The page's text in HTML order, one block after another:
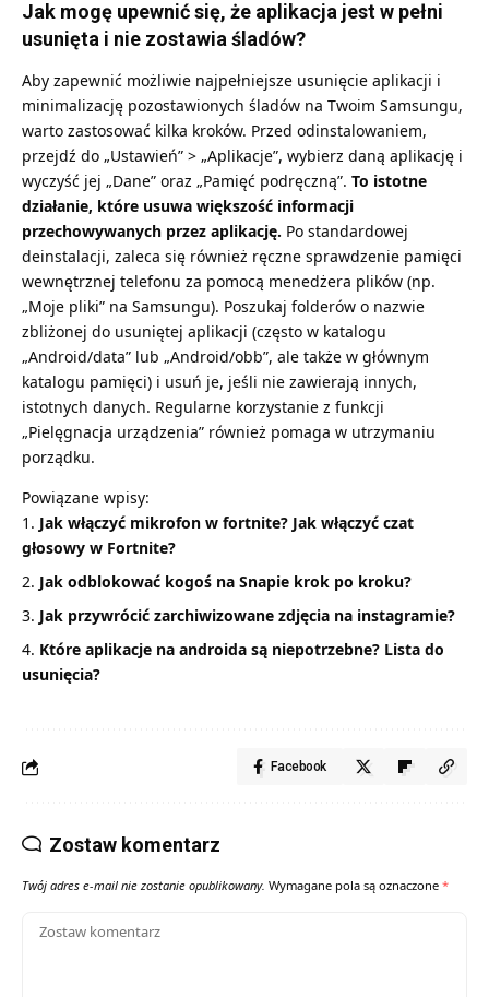
Jak mogę upewnić się, że aplikacja jest w pełni
usunięta i nie zostawia śladów?
Aby zapewnić możliwie najpełniejsze usunięcie aplikacji i
minimalizację pozostawionych śladów na Twoim Samsungu,
warto zastosować kilka kroków. Przed odinstalowaniem,
przejdź do „Ustawień” > „Aplikacje”, wybierz daną aplikację i
wyczyść jej „Dane” oraz „Pamięć podręczną”. To istotne
działanie, które usuwa większość informacji
przechowywanych przez aplikację. Po standardowej
deinstalacji, zaleca się również ręczne sprawdzenie pamięci
wewnętrznej telefonu za pomocą menedżera plików (np.
„Moje pliki” na Samsungu). Poszukaj folderów o nazwie
zbliżonej do usuniętej aplikacji (często w katalogu
„Android/data” lub „Android/obb”, ale także w głównym
katalogu pamięci) i usuń je, jeśli nie zawierają innych,
istotnych danych. Regularne korzystanie z funkcji
„Pielęgnacja urządzenia” również pomaga w utrzymaniu
porządku.
Powiązane wpisy:
Jak włączyć mikrofon w fortnite? Jak włączyć czat
głosowy w Fortnite?
Jak odblokować kogoś na Snapie krok po kroku?
Jak przywrócić zarchiwizowane zdjęcia na instagramie?
Które aplikacje na androida są niepotrzebne? Lista do
usunięcia?
Facebook
Zostaw komentarz
Twój adres e-mail nie zostanie opublikowany. Wymagane pola są oznaczone *